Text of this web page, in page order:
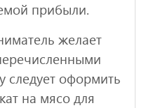
прибыли.
желает
следует оформить
на мясо для